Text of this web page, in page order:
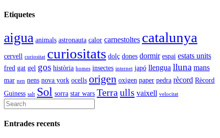
Etiquetes
aigua animals astronauta calor carnestoltes catalunya
cervell curiositat curiositats dolç dones dormir espai estats units
fred gat gel gos història homes insectes internet japó llengua lluna mans
mar nen nens nova york ocells origen oxigen paper pedra rècord Rècord
Guiness salt Sol sorra star wars Terra ulls vaixell velocitat
Entrades recents